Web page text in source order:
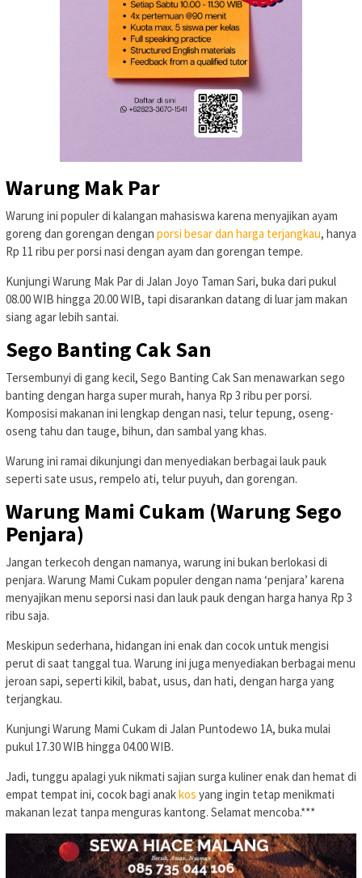
Warung Mak Par
Warung ini populer di kalangan mahasiswa karena menyajikan ayam
goreng dan gorengan dengan porsi besar dan harga terjangkau, hanya
Rp 11 ribu per porsi nasi dengan ayam dan gorengan tempe.
Kunjungi Warung Mak Par di Jalan Joyo Taman Sari, buka dari pukul
08.00 WIB hingga 20.00 WIB, tapi disarankan datang di luar jam makan
siang agar lebih santai.
Sego Banting Cak San
Tersembunyi di gang kecil, Sego Banting Cak San menawarkan sego
banting dengan harga super murah, hanya Rp 3 ribu per porsi.
Komposisi makanan ini lengkap dengan nasi, telur tepung, oseng-
oseng tahu dan tauge, bihun, dan sambal yang khas.
Warung ini ramai dikunjungi dan menyediakan berbagai lauk pauk
seperti sate usus, rempelo ati, telur puyuh, dan gorengan.
Warung Mami Cukam (Warung Sego
Penjara)
Jangan terkecoh dengan namanya, warung ini bukan berlokasi di
penjara. Warung Mami Cukam populer dengan nama ‘penjara’ karena
menyajikan menu seporsi nasi dan lauk pauk dengan harga hanya Rp 3
ribu saja.
Meskipun sederhana, hidangan ini enak dan cocok untuk mengisi
perut di saat tanggal tua. Warung ini juga menyediakan berbagai menu
jeroan sapi, seperti kikil, babat, usus, dan hati, dengan harga yang
terjangkau.
Kunjungi Warung Mami Cukam di Jalan Puntodewo 1A, buka mulai
pukul 17.30 WIB hingga 04.00 WIB.
Jadi, tunggu apalagi yuk nikmati sajian surga kuliner enak dan hemat di
empat tempat ini, cocok bagi anakkos yang ingin tetap menikmati
makanan lezat tanpa menguras kantong. Selamat mencoba.***